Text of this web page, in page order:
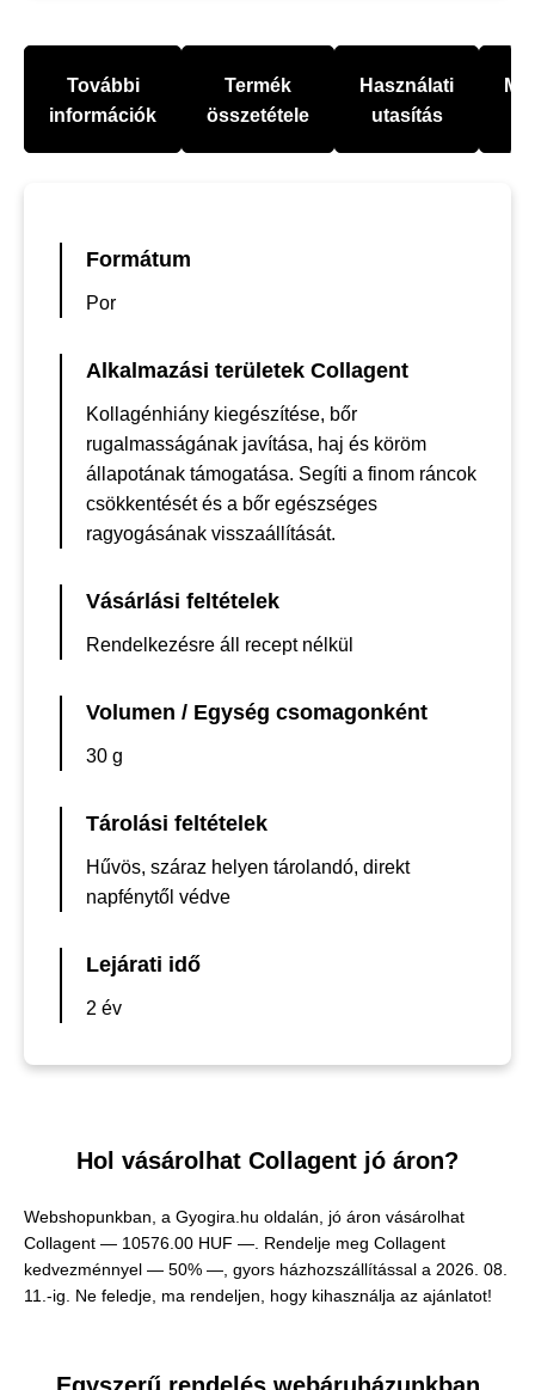
További
információk
Termék
összetétele
Használati
utasítás
Formátum
Por
Alkalmazási területek Collagent
Kollagénhiány kiegészítése, bőr
rugalmasságának javítása, haj és köröm
állapotának támogatása. Segíti a finom ráncok
csökkentését és a bőr egészséges
ragyogásának visszaállítását.
Vásárlási feltételek
Rendelkezésre áll recept nélkül
Volumen / Egység csomagonként
30 g
Tárolási feltételek
Hűvös, száraz helyen tárolandó, direkt
napfénytől védve
Lejárati idő
2 év
Hol vásárolhat Collagent jó áron?
Webshopunkban, a Gyogira.hu oldalán, jó áron vásárolhat
Collagent — 10576.00 HUF — . Rendelje meg Collagent
kedvezménnyel — 50% —, gyors házhozszállítással a 2026. 08.
11.-ig. Ne feledje, ma rendeljen, hogy kihasználja az ajánlatot!